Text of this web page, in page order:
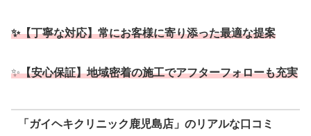
✨【丁寧な対応】常にお客様に寄り添った最適な提案
✨【安心保証】地域密着の施工でアフターフォローも充実
「ガイヘキクリニック鹿児島店」のリアルな口コミ